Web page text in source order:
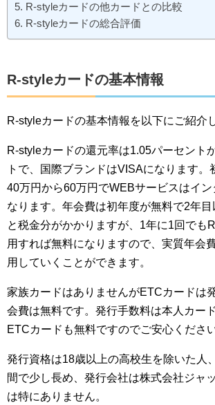
R-styleカードの他カードとの比較
R-styleカードの総合評価
R-styleカードの基本情報
R-styleカードの基本情報を以下にご紹介
R-styleカードの還元率は1.05パーセント
トで、国際ブランドはVISAになります。
40万円から60万円でWEBサービスはイン
なります。年会費は初年度が無料で2年目
と税金分がかかりますが、1年に1回でも
用すれば無料になりますので、実質年会
用していくことができます。
家族カードはありませんがETCカードは
会費は無料です。発行手数料は本人カー
ETCカードも無料ですのでご安心ください
発行資格は18歳以上の高校生を除いた人
間で少し長め、発行会社は株式会社ジャ
は特にありません。